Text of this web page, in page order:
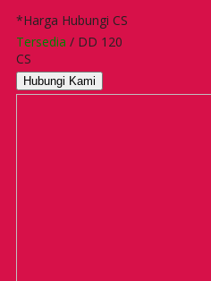
*Harga Hubungi CS
Tersedia / DD 120
CS
Hubungi Kami